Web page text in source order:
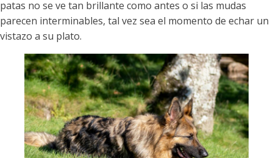
patas no se ve tan brillante como antes o si las mudas
parecen interminables, tal vez sea el momento de echar un
vistazo a su plato.